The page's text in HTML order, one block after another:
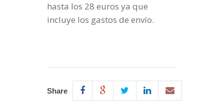
hasta los 28 euros ya que
incluye los gastos de envío.
Share